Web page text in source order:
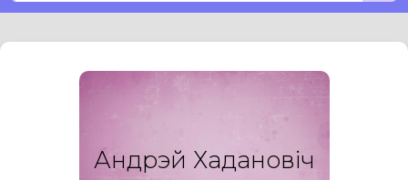
Андрэй Хадановіч